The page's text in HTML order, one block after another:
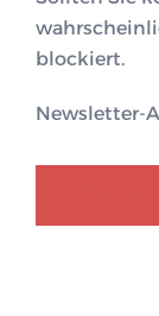
blockiert.
Newsletter-